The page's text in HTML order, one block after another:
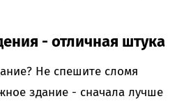
- отличная штука
Не спешите сломя
здание - сначала лучше